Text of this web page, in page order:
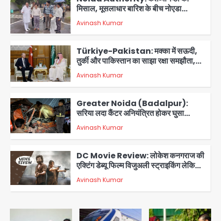
2
मिसाल, मूसलाधार बारिश के बीच नोएडा
प्राधिकरण ने संभाला मोर्चा, सेक्टर 105
आरडब्ल्यूए ने जताया आभार
Avinash Kumar
3
Türkiye-Pakistan: मक्का में सऊदी,
तुर्की और पाकिस्तान का साझा रक्षा समझौता,
जानें इसके मायने
Avinash Kumar
4
Greater Noida (Badalpur):
सरिया लदा कैंटर अनियंत्रित होकर घुसा
किराना दुकान में , ड्राइवर की मौत
Avinash Kumar
5
DC Movie Review: लोकेश कनगराज की
एक्टिंग डेब्यू फिल्म विजुअली स्ट्राइकिंग लेकिन
स्क्रीनप्ले में कमजोर, लेकिन कहानी अधूरी रह
गई, 3 स्टार रेटिंग
Avinash Kumar
Felix Hospital Noida: फेलिक्स
हॉस्पिटल और नोएडा लोक मंच की पहल, अब